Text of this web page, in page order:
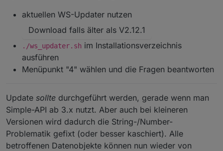
aktuellen WS-Updater nutzen
Download falls älter als V2.12.1
./ws_updater.sh im Installationsverzeichnis
ausführen
Menüpunkt "4" wählen und die Fragen beantworten
Update sollte durchgeführt werden, gerade wenn man
Simple-API ab 3.x nutzt. Aber auch bei kleineren
Versionen wird dadurch die String-/Number-
Problematik gefixt (oder besser kaschiert). Alle
betroffenen Datenobjekte können nun wieder von